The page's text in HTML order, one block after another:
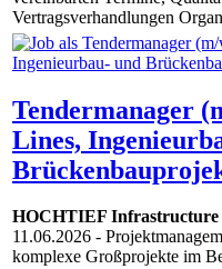
Vertragsverhandlungen
Tendermanager
Lines,
HOCHTIEF Infrastructure
11.06.2026 -
komplexe Großprojekte im